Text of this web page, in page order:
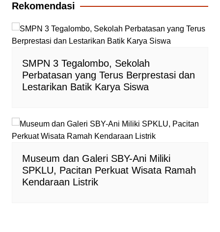
Rekomendasi
SMPN 3 Tegalombo, Sekolah
Perbatasan yang Terus Berprestasi dan
Lestarikan Batik Karya Siswa
Museum dan Galeri SBY-Ani Miliki
SPKLU, Pacitan Perkuat Wisata Ramah
Kendaraan Listrik